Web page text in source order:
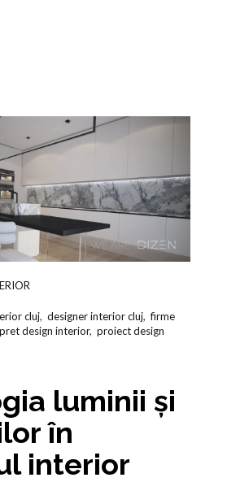
cluj, designer interior cluj, firme
pret design interior, proiect design
luminii și
în
interior